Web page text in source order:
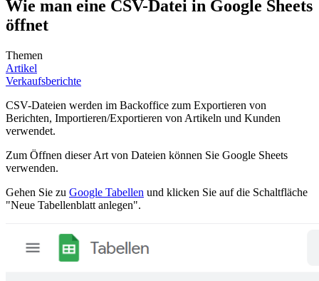
Wie man eine CSV-Datei in Google Sheets
öffnet
Themen
Artikel
Verkaufsberichte
CSV-Dateien werden im Backoffice zum Exportieren von
Berichten, Importieren/Exportieren von Artikeln und Kunden
verwendet.
Zum Öffnen dieser Art von Dateien können Sie Google Sheets
verwenden.
Gehen Sie zu Google Tabellen und klicken Sie auf die Schaltfläche
"Neue Tabellenblatt anlegen".